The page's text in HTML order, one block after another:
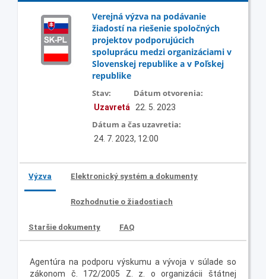
Verejná výzva na podávanie
žiadostí na riešenie spoločných
projektov podporujúcich
spoluprácu medzi organizáciami v
Slovenskej republike a v Poľskej
republike
Stav:
Uzavretá
Dátum otvorenia:
22. 5. 2023
Dátum a čas uzavretia:
24. 7. 2023, 12:00
Výzva Elektronický systém a dokumenty
Rozhodnutie o žiadostiach
Staršie dokumenty FAQ
Agentúra na podporu výskumu a vývoja v súlade so
zákonom č. 172/2005 Z. z. o organizácii štátnej